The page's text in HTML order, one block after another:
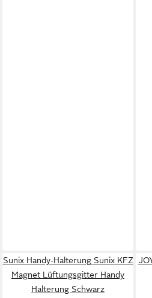
Sunix Handy-Halterung Sunix KFZ
Magnet Lüftungsgitter Handy
Halterung Schwarz